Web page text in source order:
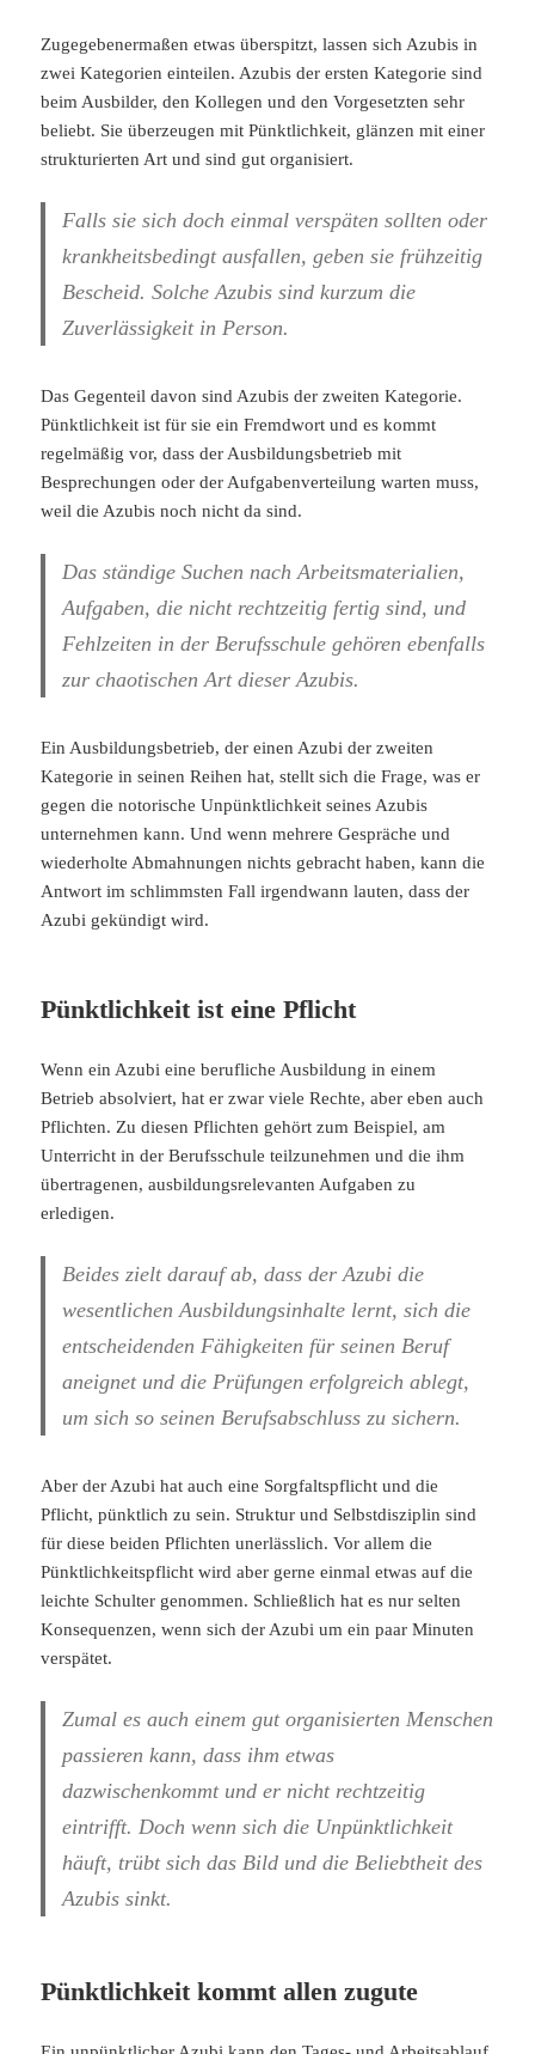
Zugegebenermaßen etwas überspitzt, lassen sich Azubis in
zwei Kategorien einteilen. Azubis der ersten Kategorie sind
beim Ausbilder, den Kollegen und den Vorgesetzten sehr
beliebt. Sie überzeugen mit Pünktlichkeit, glänzen mit einer
strukturierten Art und sind gut organisiert.
Falls sie sich doch einmal verspäten sollten oder
krankheitsbedingt ausfallen, geben sie frühzeitig
Bescheid. Solche Azubis sind kurzum die
Zuverlässigkeit in Person.
Das Gegenteil davon sind Azubis der zweiten Kategorie.
Pünktlichkeit ist für sie ein Fremdwort und es kommt
regelmäßig vor, dass der Ausbildungsbetrieb mit
Besprechungen oder der Aufgabenverteilung warten muss,
weil die Azubis noch nicht da sind.
Das ständige Suchen nach Arbeitsmaterialien,
Aufgaben, die nicht rechtzeitig fertig sind, und
Fehlzeiten in der Berufsschule gehören ebenfalls
zur chaotischen Art dieser Azubis.
Ein Ausbildungsbetrieb, der einen Azubi der zweiten
Kategorie in seinen Reihen hat, stellt sich die Frage, was er
gegen die notorische Unpünktlichkeit seines Azubis
unternehmen kann. Und wenn mehrere Gespräche und
wiederholte Abmahnungen nichts gebracht haben, kann die
Antwort im schlimmsten Fall irgendwann lauten, dass der
Azubi gekündigt wird.
Pünktlichkeit ist eine Pflicht
Wenn ein Azubi eine berufliche Ausbildung in einem
Betrieb absolviert, hat er zwar viele Rechte, aber eben auch
Pflichten. Zu diesen Pflichten gehört zum Beispiel, am
Unterricht in der Berufsschule teilzunehmen und die ihm
übertragenen, ausbildungsrelevanten Aufgaben zu
erledigen.
Beides zielt darauf ab, dass der Azubi die
wesentlichen Ausbildungsinhalte lernt, sich die
entscheidenden Fähigkeiten für seinen Beruf
aneignet und die Prüfungen erfolgreich ablegt,
um sich so seinen Berufsabschluss zu sichern.
Aber der Azubi hat auch eine Sorgfaltspflicht und die
Pflicht, pünktlich zu sein. Struktur und Selbstdisziplin sind
für diese beiden Pflichten unerlässlich. Vor allem die
Pünktlichkeitspflicht wird aber gerne einmal etwas auf die
leichte Schulter genommen. Schließlich hat es nur selten
Konsequenzen, wenn sich der Azubi um ein paar Minuten
verspätet.
Zumal es auch einem gut organisierten Menschen
passieren kann, dass ihm etwas
dazwischenkommt und er nicht rechtzeitig
eintrifft. Doch wenn sich die Unpünktlichkeit
häuft, trübt sich das Bild und die Beliebtheit des
Azubis sinkt.
Pünktlichkeit kommt allen zugute